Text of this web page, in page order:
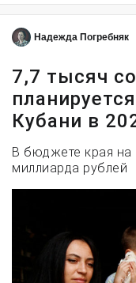
Надежда Погребняк
7,7 тысяч
Кубани в
В бюджете края на
миллиарда рублей